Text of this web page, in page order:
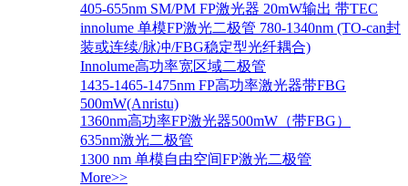
405-655nm SM/PM FP激光器 20mW输出 带TEC
innolume 单模FP激光二极管 780-1340nm (TO-can封
装或连续/脉冲/FBG稳定型光纤耦合)
Innolume高功率宽区域二极管
1435-1465-1475nm FP高功率激光器带FBG
500mW(Anristu)
1360nm高功率FP激光器500mW（带FBG）
635nm激光二极管
1300 nm 单模自由空间FP激光二极管
More>>